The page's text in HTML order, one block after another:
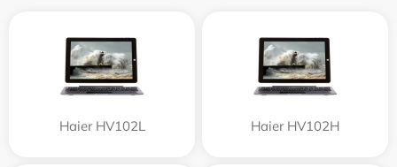
Haier HV102L Haier HV102H